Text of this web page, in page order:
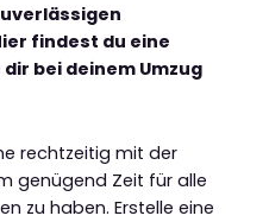
findest du eine
bei deinem Umzug
rechtzeitig mit der
genügend Zeit für alle
zu haben. Erstelle eine